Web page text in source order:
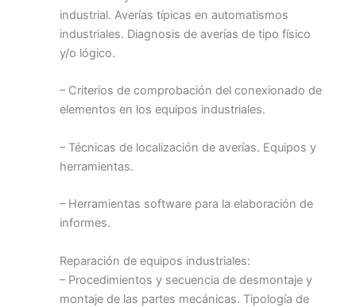
industrial. Averías típicas en automatismos
industriales. Diagnosis de averías de tipo físico
y/o lógico.
– Criterios de comprobación del conexionado de
elementos en los equipos industriales.
– Técnicas de localización de averías. Equipos y
herramientas.
– Herramientas software para la elaboración de
informes.
Reparación de equipos industriales:
– Procedimientos y secuencia de desmontaje y
montaje de las partes mecánicas. Tipología de